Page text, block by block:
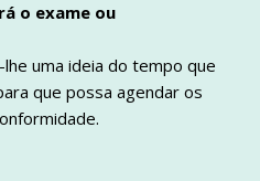
o exame ou
uma ideia do tempo que
que possa agendar os